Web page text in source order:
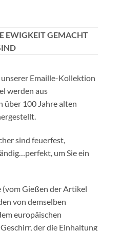
EWIGKEIT GEMACHT
Emaille-Kollektion
werden aus
über 100 Jahre alten
sind feuerfest,
um Sie ein
Gießen der Artikel
von demselben
europäischen
der die Einhaltung